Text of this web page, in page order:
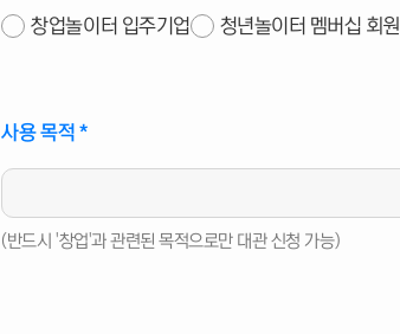
창업놀이터 입주기업 청년놀이터 멤버십 회원
사용 목적 *
(반드시 '창업'과 관련된 목적으로만 대관 신청 가능)